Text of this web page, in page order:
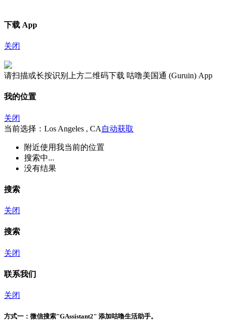
下载 App
关闭
请扫描或长按识别上方二维码下载 咕噜美国通 (Guruin) App
我的位置
关闭
当前选择：Los Angeles , CA 自动获取
附近使用我当前的位置
搜索中...
没有结果
搜索
关闭
搜索
关闭
联系我们
关闭
方式一： 微信搜索"GAssistant2" 添加咕噜生活助手。